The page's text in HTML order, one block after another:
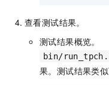
查看测试结果。
测试结果概览。
bin/
果。测试结果类似